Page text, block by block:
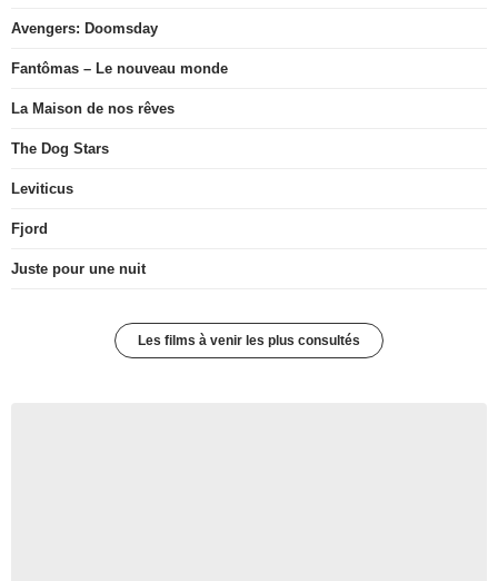
Avengers: Doomsday
Fantômas – Le nouveau monde
La Maison de nos rêves
The Dog Stars
Leviticus
Fjord
Juste pour une nuit
Les films à venir les plus consultés